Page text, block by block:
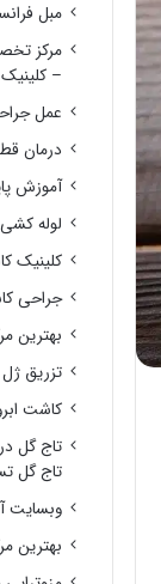
مبل
مرکز
–
عمل
درمان
آموزش
لوله
کلینیک
جراحی
بهترین
تزریق
کاشت
تاج گل
تاج گل
وبسایت
بهترین